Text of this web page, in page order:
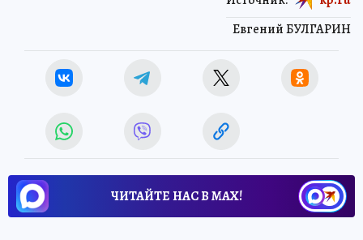
Евгений БУЛГАРИН
ЧИТАЙТЕ НАС В МАХ!